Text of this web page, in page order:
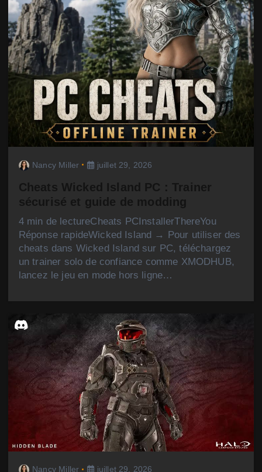
Nancy Miller juillet 29, 2026
Cheats Wicked Island PC : Trainer
sécurisé et guide de modding
4 min de lectureCheats PCInstallerThereYou
Réponse rapideWicked Island → Pour utiliser des
cheats dans Wicked Island sur PC, téléchargez
un trainer solo de confiance comme XMODHUB,
lancez le jeu en mode hors ligne…
Nancy Miller juillet 29, 2026